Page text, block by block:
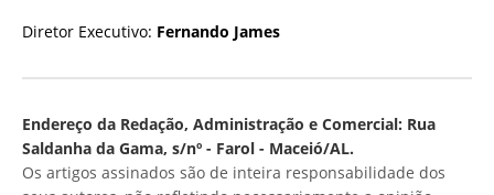
Diretor Executivo: Fernando James
Endereço da Redação, Administração e Comercial: Rua
Saldanha da Gama, s/nº - Farol - Maceió/AL.
Os artigos assinados são de inteira responsabilidade dos